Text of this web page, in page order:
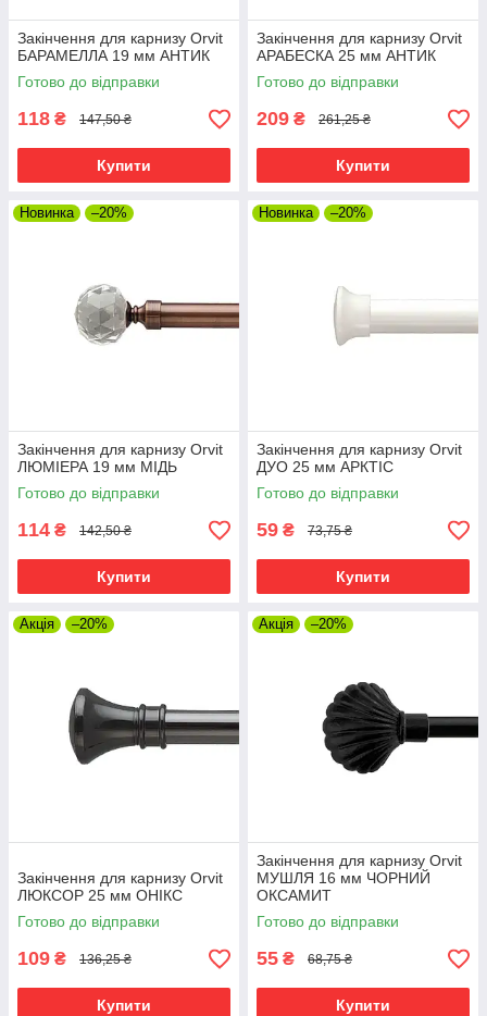
Закінчення для карнизу Orvit
БАРАМЕЛЛА 19 мм АНТИК
Готово до відправки
118 ₴ 147,50 ₴
Купити
Закінчення для карнизу Orvit
АРАБЕСКА 25 мм АНТИК
Готово до відправки
209 ₴ 261,25 ₴
Купити
Новинка –20%
Закінчення для карнизу Orvit
ЛЮМІЕРА 19 мм МІДЬ
Готово до відправки
114 ₴ 142,50 ₴
Купити
Новинка –20%
Закінчення для карнизу Orvit
ДУО 25 мм АРКТІС
Готово до відправки
59 ₴ 73,75 ₴
Купити
Акція –20%
Закінчення для карнизу Orvit
ЛЮКСОР 25 мм ОНІКС
Готово до відправки
109 ₴ 136,25 ₴
Купити
Акція –20%
Закінчення для карнизу Orvit
МУШЛЯ 16 мм ЧОРНИЙ
ОКСАМИТ
Готово до відправки
55 ₴ 68,75 ₴
Купити